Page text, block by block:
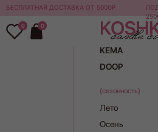
БЕСПЛАТНАЯ ДОСТАВКА ОТ 5000₽
0 0
{сезонность}
Candlescience
KEMA
DOOP
Лето
Осень